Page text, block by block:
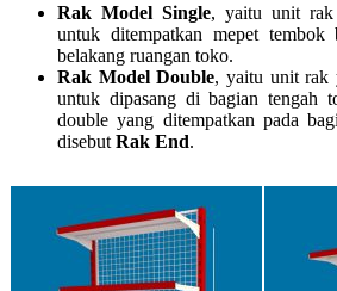
Rak Model Single, yaitu unit rak
untuk ditempatkan mepet
belakang ruangan toko.
Rak Model Double, yaitu unit rak
untuk dipasang di bagian tengah
double yang ditempatkan pada
disebut Rak End.